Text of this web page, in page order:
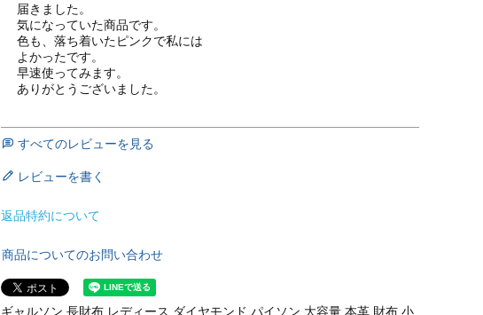
届きました。
気になっていた商品です。
色も、落ち着いたピンクで私には
よかったです。
早速使ってみます。
ありがとうございました。
すべてのレビューを見る
レビューを書く
返品特約について
商品についてのお問い合わせ
ギャルソン 長財布 レディース ダイヤモンド パイソン 大容量 本革 財布 小